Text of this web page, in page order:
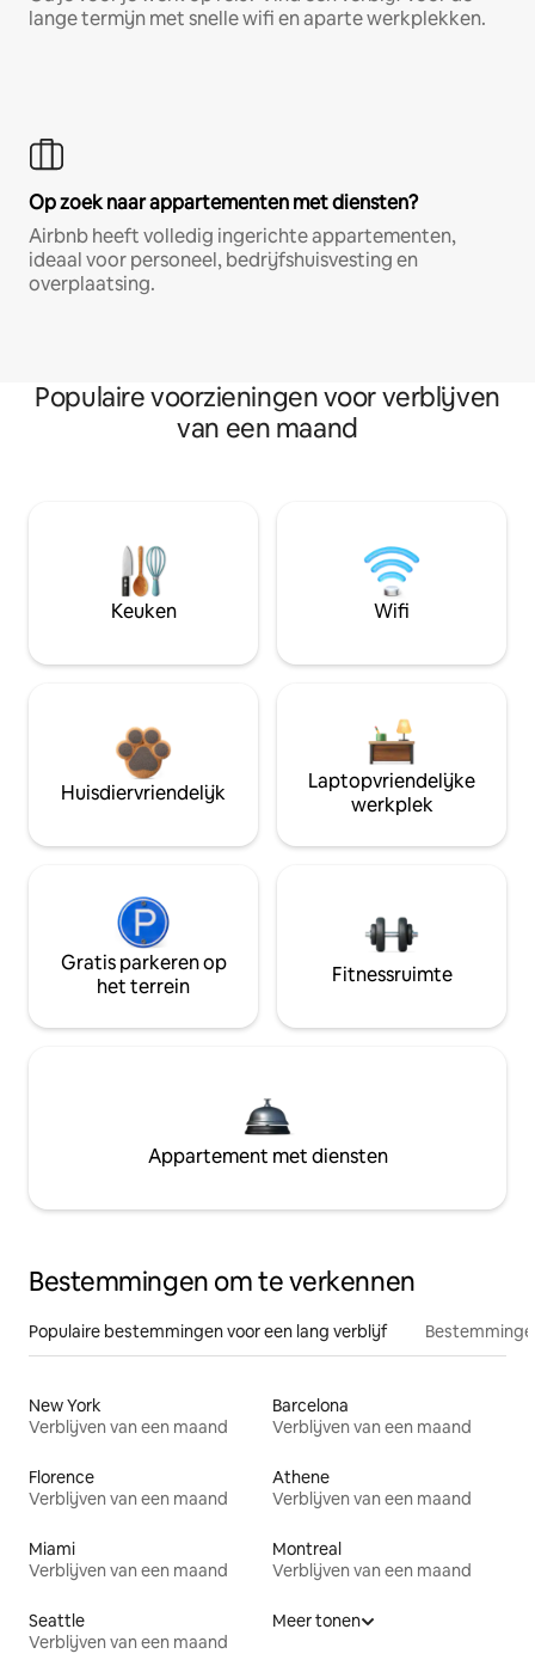
lange termijn met snelle wifi en aparte werkplekken.
Op zoek naar appartementen met diensten?
Airbnb heeft volledig ingerichte appartementen,
ideaal voor personeel, bedrijfshuisvesting en
overplaatsing.
Populaire voorzieningen voor verblijven
van een maand
Keuken Wifi
Huisdiervriendelijk
Laptopvriendelijke
werkplek
Gratis parkeren op
het terrein
Fitnessruimte
Appartement met diensten
Bestemmingen om te verkennen
Populaire bestemmingen voor een lang verblijf
New York
Verblijven van een maand
Barcelona
Verblijven van een maand
Florence
Verblijven van een maand
Athene
Verblijven van een maand
Miami
Verblijven van een maand
Montreal
Verblijven van een maand
Seattle
Verblijven van een maand
Meer tonen